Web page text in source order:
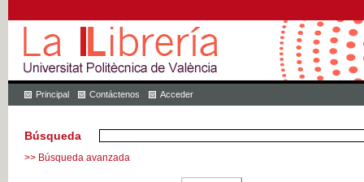
Principal Contáctenos Acceder
Búsqueda
>> Búsqueda avanzada